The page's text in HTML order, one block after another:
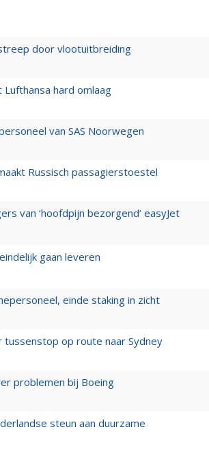
door vlootuitbreiding
hard omlaag
van SAS Noorwegen
Russisch passagierstoestel
van ‘hoofdpijn bezorgend’ easyJet
gaan leveren
einde staking in zicht
op route naar Sydney
problemen bij Boeing
steun aan duurzame